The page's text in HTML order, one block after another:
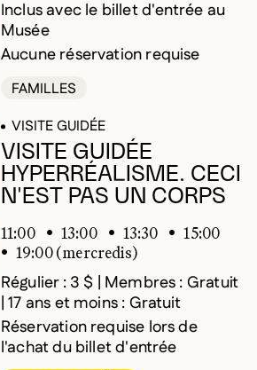
Inclus avec le billet d'entrée au
Musée
Aucune réservation requise
FAMILLES
VISITE GUIDÉE
VISITE GUIDÉE
HYPERRÉALISME. CECI
N'EST PAS UN CORPS
11:00 13:00 13:30
15:00
19:00 (mercredis)
Régulier : 3 $ | Membres : Gratuit
| 17 ans et moins : Gratuit
Réservation requise lors de
l'achat du billet d'entrée